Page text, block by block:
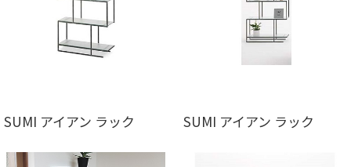
SUMI アイアン ラック SUMI アイアン ラック